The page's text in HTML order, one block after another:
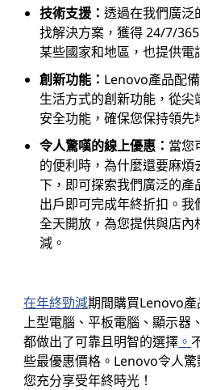
技術支援： 透過在我們廣泛
找解決方案，獲得 24/7/
某些國家和地區，也提供電
創新功能： Lenovo產品配
生活方式的創新功能，從
安全功能，確保您保持領先
令人驚嘆的線上優惠： 當您
的便利時，為什麼還要麻
下，即可探索我們廣泛的
出戶即可完成年終折扣。
全天開放，為您提供與店內
減。
在年終勁減期間購買Lenovo
上型電腦、平板電腦、顯示器
都做出了可靠且明智的選擇。
些最優惠價格。Lenovo令人
您充分享受年終時光！